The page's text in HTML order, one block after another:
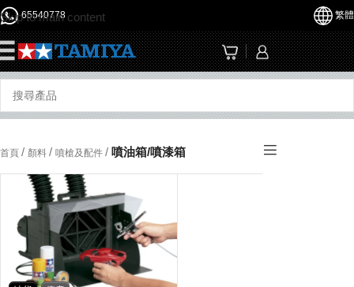
Skip to main content
65540778 繁體
首頁 / 顏料 / 噴槍及配件 / 噴油箱/噴漆箱